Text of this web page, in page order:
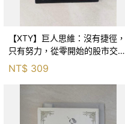
【XTY】巨人思維：沒有捷徑，
只有努力，從零開始的股市交易
員_巨人傑
NT$ 309